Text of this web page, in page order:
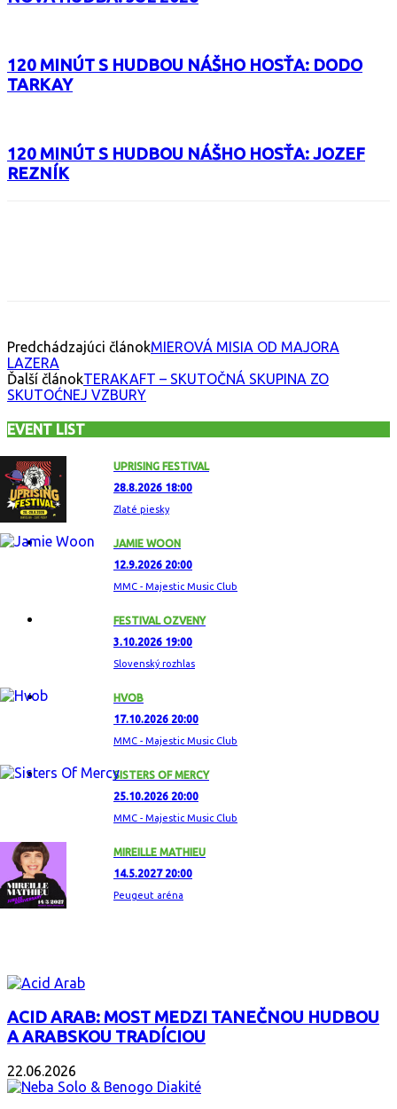
120 MINÚT S HUDBOU NÁŠHO HOSŤA: DODO
TARKAY
120 MINÚT S HUDBOU NÁŠHO HOSŤA: JOZEF
REZNÍK
Predchádzajúci článokMIEROVÁ MISIA OD MAJORA
LAZERA
Ďalší článokTERAKAFT – SKUTOČNÁ SKUPINA ZO
SKUTOĆNEJ VZBURY
EVENT LIST
UPRISING FESTIVAL
28.8.2026 18:00
Zlaté piesky
JAMIE WOON
12.9.2026 20:00
MMC - Majestic Music Club
FESTIVAL OZVENY
3.10.2026 19:00
Slovenský rozhlas
HVOB
17.10.2026 20:00
MMC - Majestic Music Club
SISTERS OF MERCY
25.10.2026 20:00
MMC - Majestic Music Club
MIREILLE MATHIEU
14.5.2027 20:00
Peugeut aréna
ACID ARAB: MOST MEDZI TANEČNOU HUDBOU
A ARABSKOU TRADÍCIOU
22.06.2026